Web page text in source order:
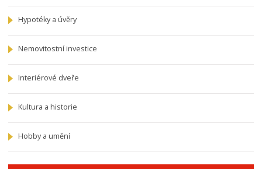
Hypotéky a úvěry
Nemovitostní investice
Interiérové dveře
Kultura a historie
Hobby a umění